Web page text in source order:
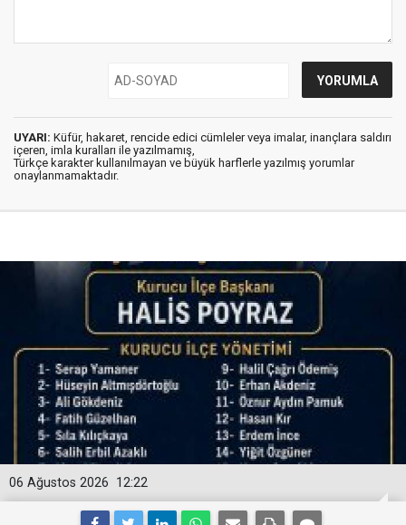
UYARI: Küfür, hakaret, rencide edici cümleler veya imalar, inançlara saldırı
içeren, imla kuralları ile yazılmamış,
Türkçe karakter kullanılmayan ve büyük harflerle yazılmış yorumlar
onaylanmamaktadır.
12:22
06 Ağustos 2026